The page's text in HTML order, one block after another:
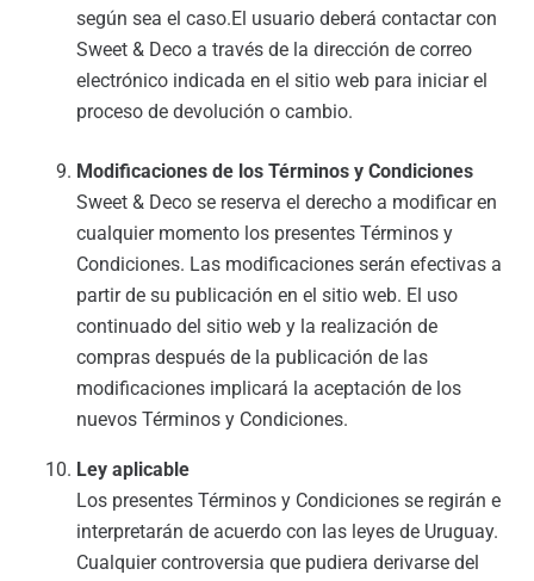
según sea el caso.El usuario deberá contactar con
Sweet & Deco a través de la dirección de correo
electrónico indicada en el sitio web para iniciar el
proceso de devolución o cambio.
Modificaciones de los Términos y Condiciones
Sweet & Deco se reserva el derecho a modificar en
cualquier momento los presentes Términos y
Condiciones. Las modificaciones serán efectivas a
partir de su publicación en el sitio web. El uso
continuado del sitio web y la realización de
compras después de la publicación de las
modificaciones implicará la aceptación de los
nuevos Términos y Condiciones.
Ley aplicable
Los presentes Términos y Condiciones se regirán e
interpretarán de acuerdo con las leyes de Uruguay.
Cualquier controversia que pudiera derivarse del